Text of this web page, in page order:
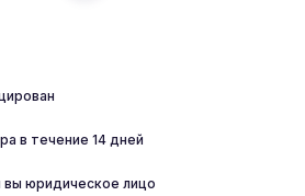
в течение 14 дней
вы юридическое лицо